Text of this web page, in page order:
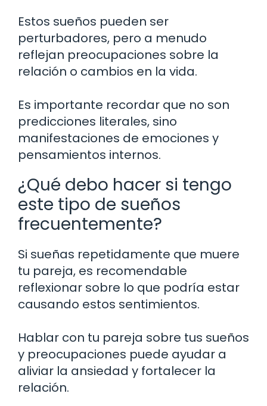
Estos sueños pueden ser
perturbadores, pero a menudo
reflejan preocupaciones sobre la
relación o cambios en la vida.
Es importante recordar que no son
predicciones literales, sino
manifestaciones de emociones y
pensamientos internos.
¿Qué debo hacer si tengo
este tipo de sueños
frecuentemente?
Si sueñas repetidamente que muere
tu pareja, es recomendable
reflexionar sobre lo que podría estar
causando estos sentimientos.
Hablar con tu pareja sobre tus sueños
y preocupaciones puede ayudar a
aliviar la ansiedad y fortalecer la
relación.